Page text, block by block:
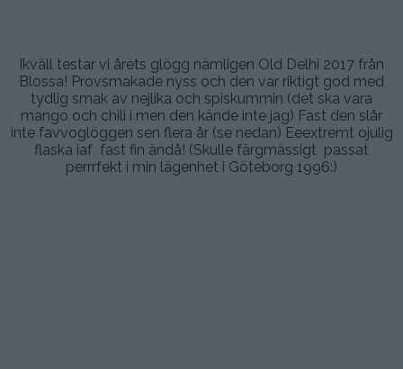
Ikväll testar vi årets glögg nämligen Old Delhi 2017 från
Blossa! Provsmakade nyss och den var riktigt god med
tydlig smak av nejlika och spiskummin (det ska vara
mango och chili i men den kände inte jag) Fast den slår
inte favvoglöggen sen flera år (se nedan) Eeextremt ojulig
flaska iaf fast fin ändå! (Skulle färgmässigt passat
perrrfekt i min lägenhet i Göteborg 1996:)